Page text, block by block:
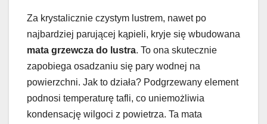
Za krystalicznie czystym lustrem, nawet po
najbardziej parującej kąpieli, kryje się wbudowana
mata grzewcza do lustra. To ona skutecznie
zapobiega osadzaniu się pary wodnej na
powierzchni. Jak to działa? Podgrzewany element
podnosi temperaturę tafli, co uniemożliwia
kondensację wilgoci z powietrza. Ta mata